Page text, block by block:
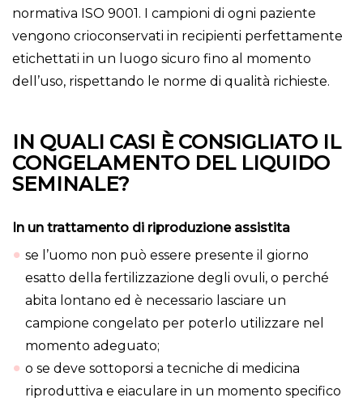
normativa ISO 9001. I campioni di ogni paziente
vengono crioconservati in recipienti perfettamente
etichettati in un luogo sicuro fino al momento
dell’uso, rispettando le norme di qualità richieste.
IN QUALI CASI È CONSIGLIATO IL
CONGELAMENTO DEL LIQUIDO
SEMINALE?
In un trattamento di riproduzione assistita
se l’uomo non può essere presente il giorno
esatto della fertilizzazione degli ovuli, o perché
abita lontano ed è necessario lasciare un
campione congelato per poterlo utilizzare nel
momento adeguato;
o se deve sottoporsi a tecniche di medicina
riproduttiva e eiaculare in un momento specifico